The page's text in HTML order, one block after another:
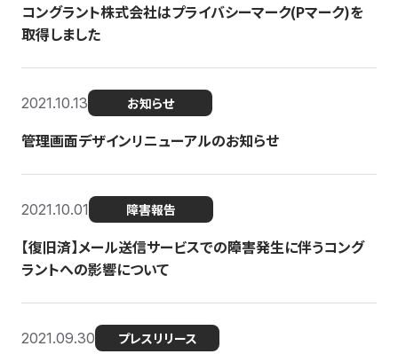
コングラント株式会社はプライバシーマーク(Pマーク)を
取得しました
2021.10.13 お知らせ
管理画面デザインリニューアルのお知らせ
2021.10.01 障害報告
【復旧済】メール送信サービスでの障害発生に伴うコング
ラントへの影響について
2021.09.30 プレスリリース